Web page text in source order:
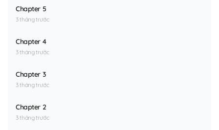
Chapter 5
3 tháng trước
Chapter 4
3 tháng trước
Chapter 3
3 tháng trước
Chapter 2
3 tháng trước